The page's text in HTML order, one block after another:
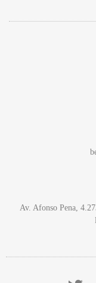
Av. Afonso Pena,